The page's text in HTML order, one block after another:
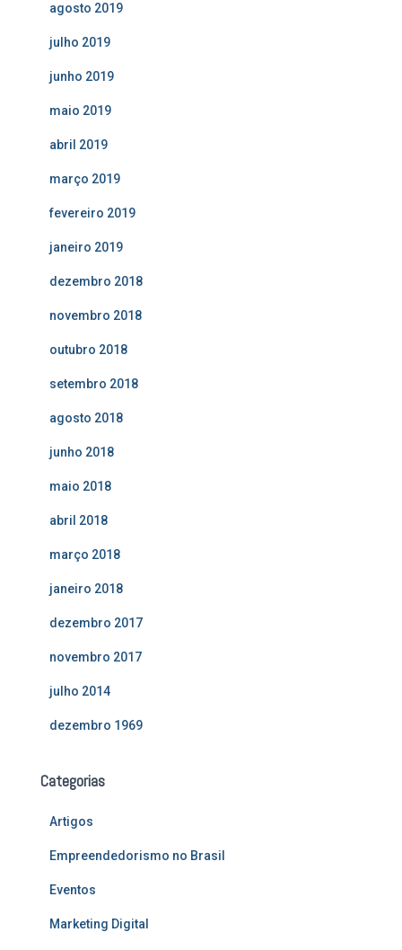
agosto 2019
julho 2019
junho 2019
maio 2019
abril 2019
março 2019
fevereiro 2019
janeiro 2019
dezembro 2018
novembro 2018
outubro 2018
setembro 2018
agosto 2018
junho 2018
maio 2018
abril 2018
março 2018
janeiro 2018
dezembro 2017
novembro 2017
julho 2014
dezembro 1969
Categorias
Artigos
Empreendedorismo no Brasil
Eventos
Marketing Digital